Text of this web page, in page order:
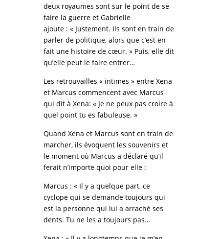
deux royaumes sont sur le point de se
faire la guerre et Gabrielle
ajoute : « Justement. Ils sont en train de
parler de politique, alors que c’est en
fait une histoire de cœur. » Puis, elle dit
qu’elle peut le faire entrer…
Les retrouvailles « intimes » entre Xena
et Marcus commencent avec Marcus
qui dit à Xena: « Je ne peux pas croire à
quel point tu es fabuleuse. »
Quand Xena et Marcus sont en train de
marcher, ils évoquent les souvenirs et
le moment où Marcus a déclaré qu’il
ferait n’importe quoi pour elle :
Marcus : « Il y a quelque part, ce
cyclope qui se demande toujours qui
est la personne qui lui a arraché ses
dents. Tu ne les a toujours pas…